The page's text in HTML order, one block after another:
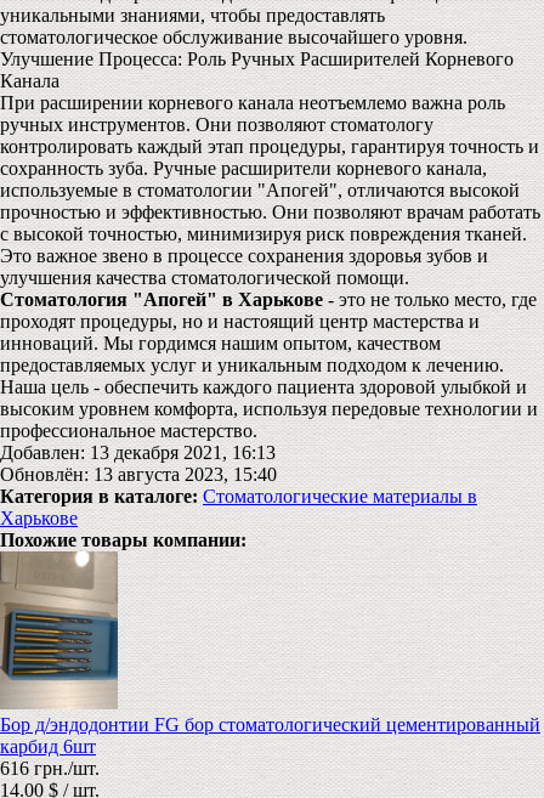
уникальными знаниями, чтобы предоставлять
стоматологическое обслуживание высочайшего уровня.
Улучшение Процесса: Роль Ручных Расширителей Корневого
Канала
При расширении корневого канала неотъемлемо важна роль
ручных инструментов. Они позволяют стоматологу
контролировать каждый этап процедуры, гарантируя точность и
сохранность зуба. Ручные расширители корневого канала,
используемые в стоматологии "Апогей", отличаются высокой
прочностью и эффективностью. Они позволяют врачам работать
с высокой точностью, минимизируя риск повреждения тканей.
Это важное звено в процессе сохранения здоровья зубов и
улучшения качества стоматологической помощи.
Стоматология "Апогей" в Харькове - это не только место, где
проходят процедуры, но и настоящий центр мастерства и
инноваций. Мы гордимся нашим опытом, качеством
предоставляемых услуг и уникальным подходом к лечению.
Наша цель - обеспечить каждого пациента здоровой улыбкой и
высоким уровнем комфорта, используя передовые технологии и
профессиональное мастерство.
Добавлен: 13 декабря 2021, 16:13
Обновлён: 13 августа 2023, 15:40
Категория в каталоге: Стоматологические материалы в
Харькове
Похожие товары компании:
Бор д/эндодонтии FG бор стоматологический цементированный
карбид 6шт
616 грн./шт.
14.00 $ / шт.